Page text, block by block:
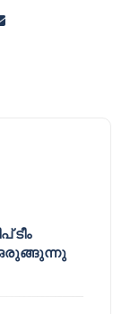
ടീം
ഒരുങ്ങുന്നു